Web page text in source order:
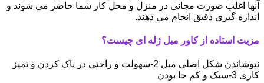
آنها اغلب صورت مجانی در منزل و محل کار شما حاضر می شوند و
اندازه گیری دقیق انجام می دهند.
مزیت استاده از کاور مبل ژله ای چیست؟
نپوشاندن شکل اصلی مبل 2-سهولت و راحتی در پاک کردن و تمیز
کاری 3-سبک و کم جا بودن